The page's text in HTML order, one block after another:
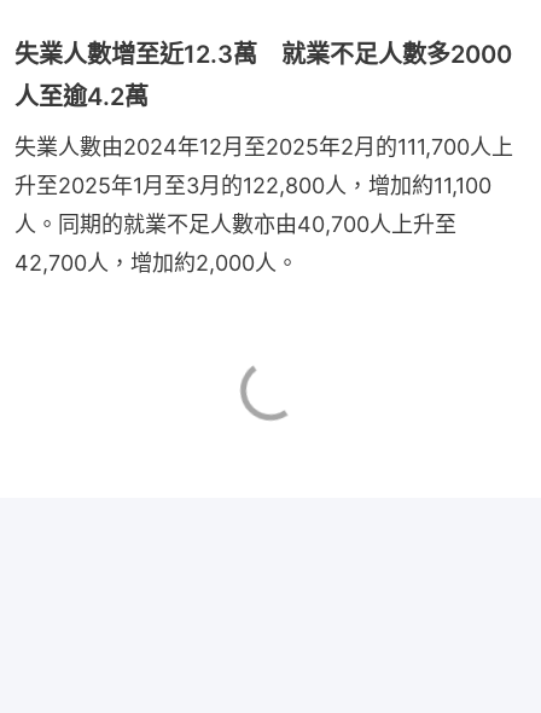
失業人數增至近12.3萬 就業不足人數多2000
人至逾4.2萬
失業人數由2024年12月至2025年2月的111,700人上
升至2025年1月至3月的122,800人，增加約11,100
人。同期的就業不足人數亦由40,700人上升至
42,700人，增加約2,000人。